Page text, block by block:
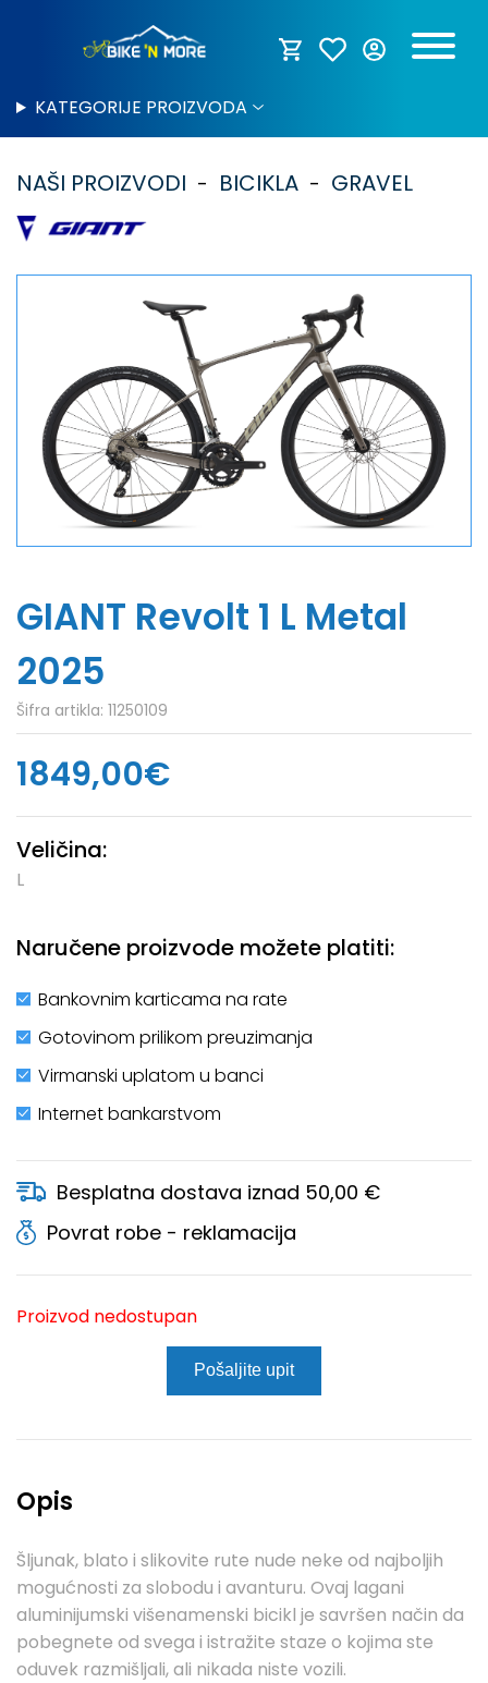
KATEGORIJE PROIZVODA
NAŠI PROIZVODI BICIKLA GRAVEL
GIANT Revolt 1 L Metal
2025
Šifra artikla: 11250109
1849,00€
Veličina:
L
Naručene proizvode možete platiti:
Bankovnim karticama na rate
Gotovinom prilikom preuzimanja
Virmanski uplatom u banci
Internet bankarstvom
Besplatna dostava iznad 50,00 €
Povrat robe - reklamacija
Proizvod nedostupan
Pošaljite upit
Opis
Šljunak, blato i slikovite rute nude neke od najboljih
mogućnosti za slobodu i avanturu. Ovaj lagani
aluminijumski višenamenski bicikl je savršen način da
pobegnete od svega i istražite staze o kojima ste
oduvek razmišljali, ali nikada niste vozili.